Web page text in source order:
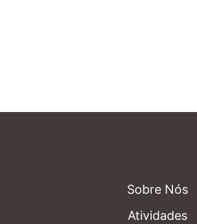
Sobre Nós
Atividades